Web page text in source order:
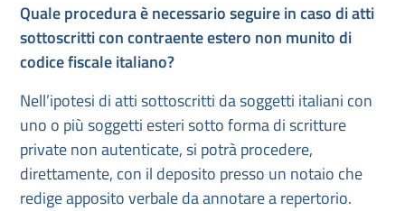
Quale procedura è necessario seguire in caso di atti
sottoscritti con contraente estero non munito di
codice fiscale italiano?
Nell’ipotesi di atti sottoscritti da soggetti italiani con
uno o più soggetti esteri sotto forma di scritture
private non autenticate, si potrà procedere,
direttamente, con il deposito presso un notaio che
redige apposito verbale da annotare a repertorio.